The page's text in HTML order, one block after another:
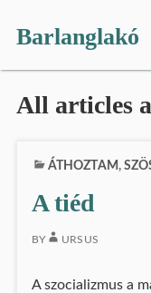
Barlanglakó
All articles
ÁTHOZTAM,
A tiéd
BY URSUS
A szocializmus a